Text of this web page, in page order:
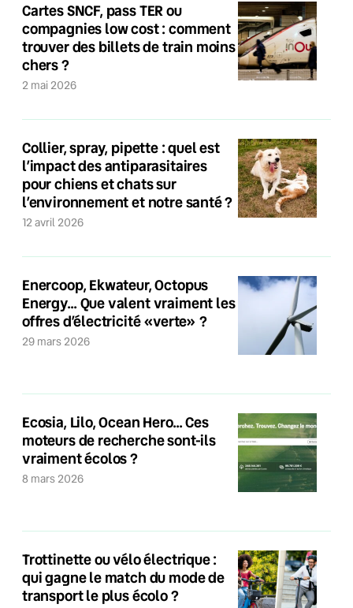
Cartes SNCF, pass TER ou
compagnies low cost : comment
trouver des billets de train moins
chers ?
2 mai 2026
Collier, spray, pipette : quel est
l’impact des antiparasitaires
pour chiens et chats sur
l’environnement et notre santé ?
12 avril 2026
Enercoop, Ekwateur, Octopus
Energy… Que valent vraiment les
offres d’électricité «verte» ?
29 mars 2026
Ecosia, Lilo, Ocean Hero… Ces
moteurs de recherche sont-ils
vraiment écolos ?
8 mars 2026
Trottinette ou vélo électrique :
qui gagne le match du mode de
transport le plus écolo ?